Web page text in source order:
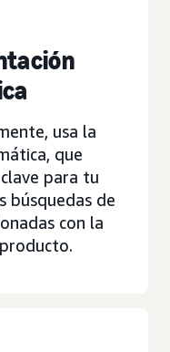
usa la
que
para tu
búsquedas de
con la